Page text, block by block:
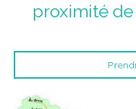
proximité de